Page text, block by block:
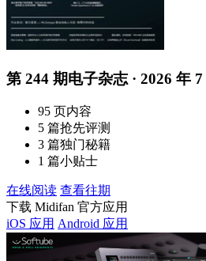
第 244 期电子杂志 · 2026 年
95 页内容
5 篇抢先评测
3 篇独门秘籍
1 篇小贴士
在线阅读 查看往期
下载 Midifan 官方应用
iOS 应用 Android 应用